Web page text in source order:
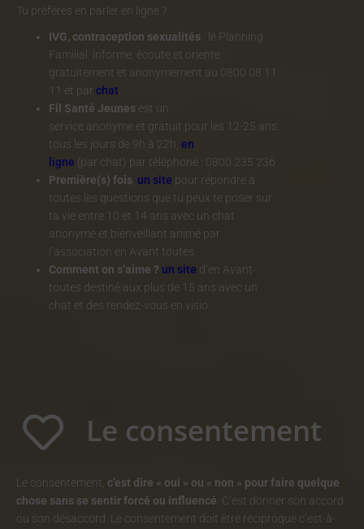
Tu préfères en parler en ligne ?
IVG, contraception sexualités : le Planning
Familial informe, écoute et oriente
gratuitement et anonymement au 0800 08 11
11 et par chat
Fil Santé Jeunes est un
service anonyme et gratuit pour les 12-25 ans
tous les jours de 9h à 22h, en
ligne (par chat) par téléphone : 0800 235 236
Première(s) fois un site pour répondre à
toutes les questions que tu peux te poser sur
ta vie entre 10 et 14 ans avec un chat
anonyme et bienveillant animé par
l’association en Avant toutes.
Comment on s’aime ? un site d’en Avant
toutes destiné aux plus de 15 ans avec un
chat et des rendez-vous en visio.
Le consentement
Le consentement, c’est dire « oui » ou « non » pour faire quelque
chose sans se sentir forcé ou influencé . C’est donner son accord
ou son désaccord. Le consentement doit être réciproque c’est-à-